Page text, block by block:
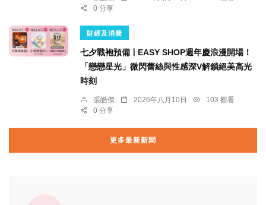
0 分享
財經及消費
七夕戰袍預備ￜEASY SHOP週年慶浪漫開場！
「戀戀星光」微閃蕾絲與性感深V解鎖絕美高光
時刻
張皓傑 2026年八月10日
103 觀看
0 分享
更多最新新聞